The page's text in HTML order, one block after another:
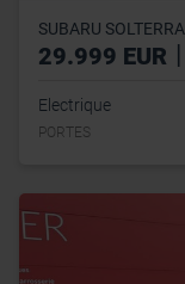
SUBARU SOLTERRA
29.999 EUR |
Electrique
PORTES